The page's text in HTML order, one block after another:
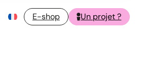
E-shop Un projet ?